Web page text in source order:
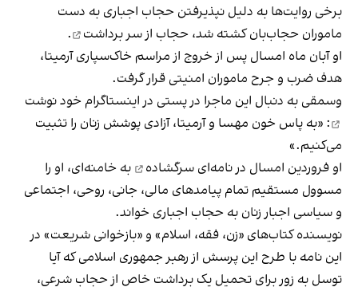
برخی روایت‌ها به دلیل نپذیرفتن حجاب اجباری به دست
ماموران حجاب‌بان کشته شد، حجاب از سر برداشت
.
او آبان‌ ماه امسال پس از خروج از مراسم خاک‌سپاری آرمیتا،
هدف ضرب و جرح ماموران امنیتی قرار گرفت.
وسمقی به دنبال این ماجرا در پستی در اینستاگرام خودنوشت
: «به پاس خون مهسا و آرمیتا، آزادی پوشش زنان را تثبیت
می‌کنیم.»
او فروردین امسال درنامه‌ای سرگشاده
به خامنه‌ای، او را
مسوول مستقیم تمام پیامدهای مالی، جانی،‌ روحی، اجتماعی
و سیاسی اجبار زنان به حجاب اجباری خواند.
نویسنده کتاب‌های «زن، فقه، اسلام» و «بازخوانی شریعت» در
این نامه با طرح این پرسش از رهبر جمهوری اسلامی که آیا
توسل به زور برای تحمیل یک برداشت خاص از حجاب شرعی،